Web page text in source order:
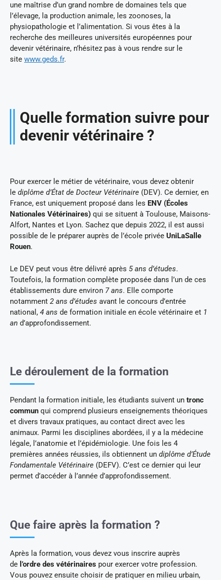
une maîtrise d’un grand nombre de domaines tels que
l’élevage, la production animale, les zoonoses, la
physiopathologie et l’alimentation. Si vous êtes à la
recherche des meilleures universités européennes pour
devenir vétérinaire, n’hésitez pas à vous rendre sur le
site www.geds.fr.
Quelle formation suivre pour
devenir vétérinaire ?
Pour exercer le métier de vétérinaire, vous devez obtenir
le diplôme d’État de Docteur Vétérinaire (DEV). Ce dernier, en
France, est uniquement proposé dans les ENV (Écoles
Nationales Vétérinaires) qui se situent à Toulouse, Maisons-
Alfort, Nantes et Lyon. Sachez que depuis 2022, il est aussi
possible de le préparer auprès de l’école privée UniLaSalle
Rouen.
Le DEV peut vous être délivré après 5 ans d’études.
Toutefois, la formation complète proposée dans l’un de ces
établissements dure environ 7 ans. Elle comporte
notamment 2 ans d’études avant le concours d’entrée
national, 4 ans de formation initiale en école vétérinaire et 1
an d’approfondissement.
Le déroulement de la formation
Pendant la formation initiale, les étudiants suivent un tronc
commun qui comprend plusieurs enseignements théoriques
et divers travaux pratiques, au contact direct avec les
animaux. Parmi les disciplines abordées, il y a la médecine
légale, l’anatomie et l’épidémiologie. Une fois les 4
premières années réussies, ils obtiennent un diplôme d’Étude
Fondamentale Vétérinaire (DEFV). C’est ce dernier qui leur
permet d’accéder à l’année d’approfondissement.
Que faire après la formation ?
Après la formation, vous devez vous inscrire auprès
de l’ordre des vétérinaires pour exercer votre profession.
Vous pouvez ensuite choisir de pratiquer en milieu urbain,